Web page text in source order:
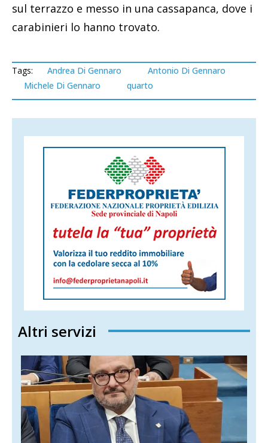
sul terrazzo e messo in una cassapanca, dove i
carabinieri lo hanno trovato.
Tags: Andrea Di Gennaro
Antonio Di Gennaro
Michele Di Gennaro
quarto
Altri servizi